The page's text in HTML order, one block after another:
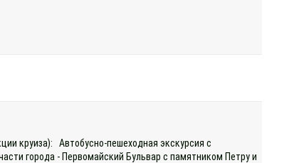
круиза): Автобусно-пешеходная экскурсия с
города - Первомайский Бульвар с памятником Петру и